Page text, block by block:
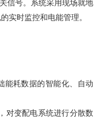
信号。系统采用现场就地
实时监控和电能管理。
能耗数据的智能化、自动
对变配电系统进行分散数